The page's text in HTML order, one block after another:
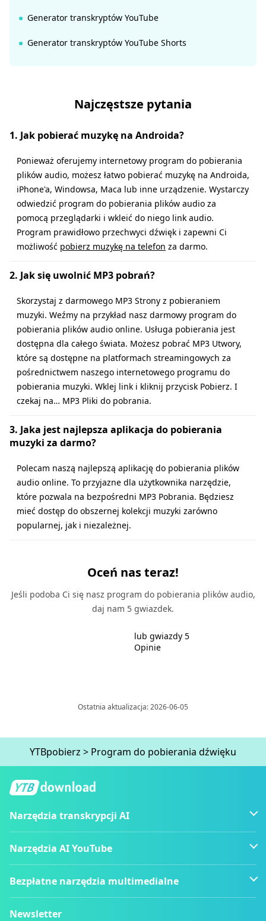
Generator transkryptów YouTube
Generator transkryptów YouTube Shorts
Najczęstsze pytania
1. Jak pobierać muzykę na Androida?
Ponieważ oferujemy internetowy program do pobierania
plików audio, możesz łatwo pobierać muzykę na Androida,
iPhone'a, Windowsa, Maca lub inne urządzenie. Wystarczy
odwiedzić program do pobierania plików audio za
pomocą przeglądarki i wkleić do niego link audio.
Program prawidłowo przechwyci dźwięk i zapewni Ci
możliwość pobierz muzykę na telefon za darmo.
2. Jak się uwolnić MP3 pobrań?
Skorzystaj z darmowego MP3 Strony z pobieraniem
muzyki. Weźmy na przykład nasz darmowy program do
pobierania plików audio online. Usługa pobierania jest
dostępna dla całego świata. Możesz pobrać MP3 Utwory,
które są dostępne na platformach streamingowych za
pośrednictwem naszego internetowego programu do
pobierania muzyki. Wklej link i kliknij przycisk Pobierz. I
czekaj na… MP3 Pliki do pobrania.
3. Jaka jest najlepsza aplikacja do pobierania
muzyki za darmo?
Polecam naszą najlepszą aplikację do pobierania plików
audio online. To przyjazne dla użytkownika narzędzie,
które pozwala na bezpośredni MP3 Pobrania. Będziesz
mieć dostęp do obszernej kolekcji muzyki zarówno
popularnej, jak i niezależnej.
Oceń nas teraz!
Jeśli podoba Ci się nasz program do pobierania plików audio,
daj nam 5 gwiazdek.
lub gwiazdy 5
Opinie
Ostatnia aktualizacja: 2026-06-05
YTBpobierz > Program do pobierania dźwięku
Narzędzia transkrypcji AI
Narzędzia AI YouTube
Bezpłatne narzędzia multimedialne
Newsletter